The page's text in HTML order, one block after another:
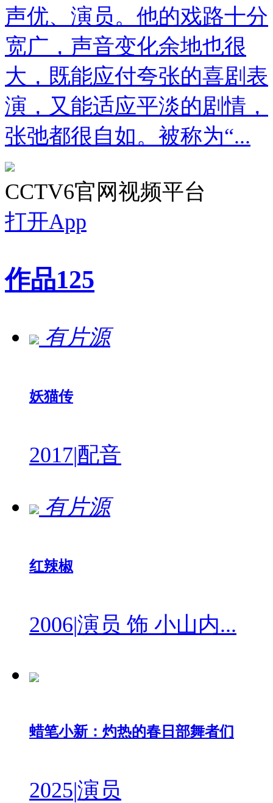
声优、演员。他的戏路十分
宽广，声音变化余地也很
大，既能应付夸张的喜剧表
演，又能适应平淡的剧情，
张弛都很自如。被称为“...
CCTV6官网视频平台
打开App
作品125
有片源
妖猫传
2017|配音
有片源
红辣椒
2006|演员 饰 小山内...
蜡笔小新：灼热的春日部舞者们
2025|演员